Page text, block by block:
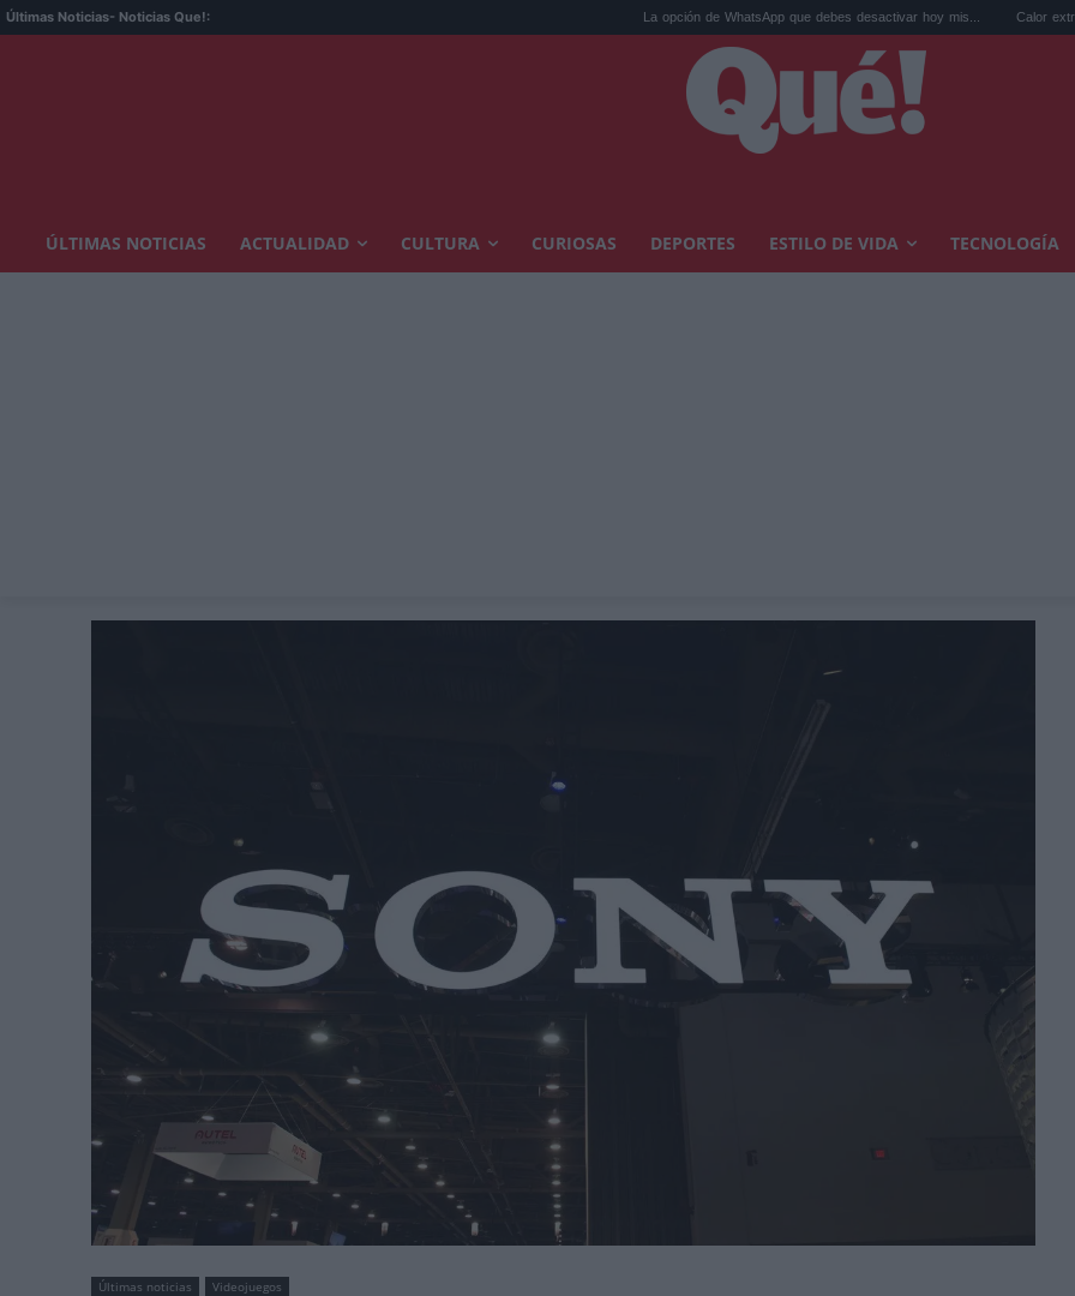
Últimas Noticias- Noticias Que!: La opción de WhatsApp que debes desactivar hoy mis... Calor extremo y
ÚLTIMAS NOTICIAS ACTUALIDAD CULTURA CURIOSAS DEPORTES ESTILO DE VIDA TECNOLOGÍA
Últimas noticias Videojuegos